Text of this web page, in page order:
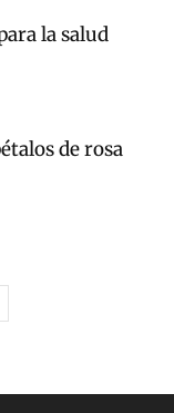
la salud
de rosa